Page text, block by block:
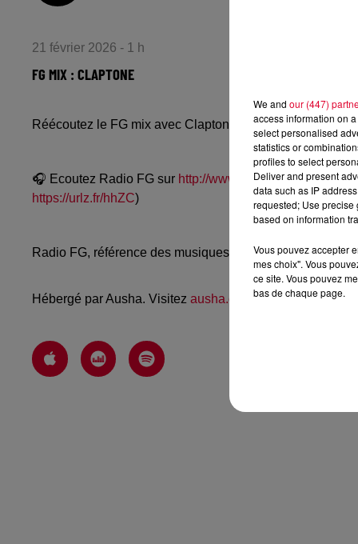
21 février 2026 - 1 h
FG MIX : CLAPTONE
Réécoutez le FG mix avec Claptone du vendredi 20
🎧 Ecoutez Radio FG sur http://www.radiofg.com 📱 et sur
https://urlz.fr/hhZC)
Radio FG, référence des musiques électroniques,
Hébergé par Ausha. Visitez ausha.co/politique-de-
We and our (447)
access information on
select personalised
statistics or
profiles to select
Deliver and present
data such as IP
requested; Use precise
based on information
Vous pouvez accepter
mes choix". Vous
ce site. Vous pouvez
bas de chaque page.